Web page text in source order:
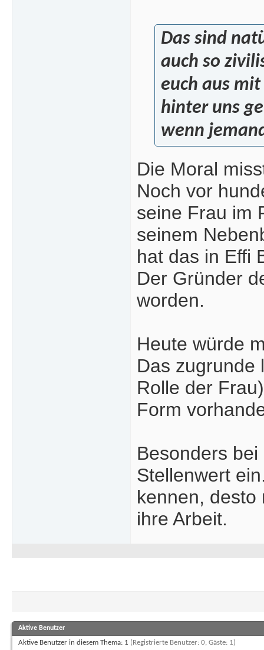
Das sind
auch so
euch aus
hinter uns
wenn
Die Moral
Noch vor
seine Frau im
seinem
hat das in Effi
Der Gründer
worden.
Heute würde
Das zugrunde
Rolle der
Form
Besonders
Stellenwert
kennen, desto
ihre Arbeit.
Aktive Benutzer
Aktive Benutzer in diesem Thema: 1 (Registrierte Benutzer: 0, Gäste: 1)